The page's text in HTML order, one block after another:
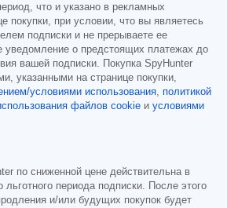
что и указано в рекламных
покупки, при условии, что вы являетесь
подписки и не прерываете ее
уведомление о предстоящих платежах до
вашей подписки. Покупка SpyHunter
указанными на странице покупки,
условиями использования, политикой
файлов cookie и условиями
по сниженной цене действительна в
льготного периода подписки. После этого
и/или будущих покупок будет